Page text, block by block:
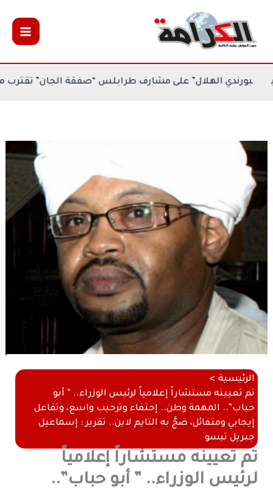
المحتوى
الرديف في كيغالي بورندي الهلال” على مشارف طرابلس
الرئيسية
تم تعيينه مستشاراً إعلامياً لرئيس الوزراء.. ” أبو
حباب”.. المهمة وطن.. إحتفاء وترحيب واسع، وتفاعل
إيجابي ومتفائل، ضجَّ به التايم لاين.. تقرير : إسماعيل
جبريل تيسو
تم تعيينه مستشاراً إعلامياً
لرئيس الوزراء.. ” أبو حباب”..